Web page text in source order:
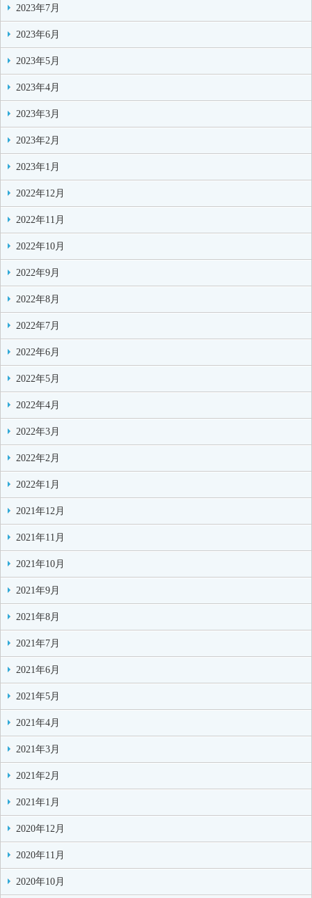
2023年7月
2023年6月
2023年5月
2023年4月
2023年3月
2023年2月
2023年1月
2022年12月
2022年11月
2022年10月
2022年9月
2022年8月
2022年7月
2022年6月
2022年5月
2022年4月
2022年3月
2022年2月
2022年1月
2021年12月
2021年11月
2021年10月
2021年9月
2021年8月
2021年7月
2021年6月
2021年5月
2021年4月
2021年3月
2021年2月
2021年1月
2020年12月
2020年11月
2020年10月